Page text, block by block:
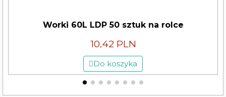
Worki 60L LDP 50 sztuk na rolce
10,42 PLN
Do koszyka